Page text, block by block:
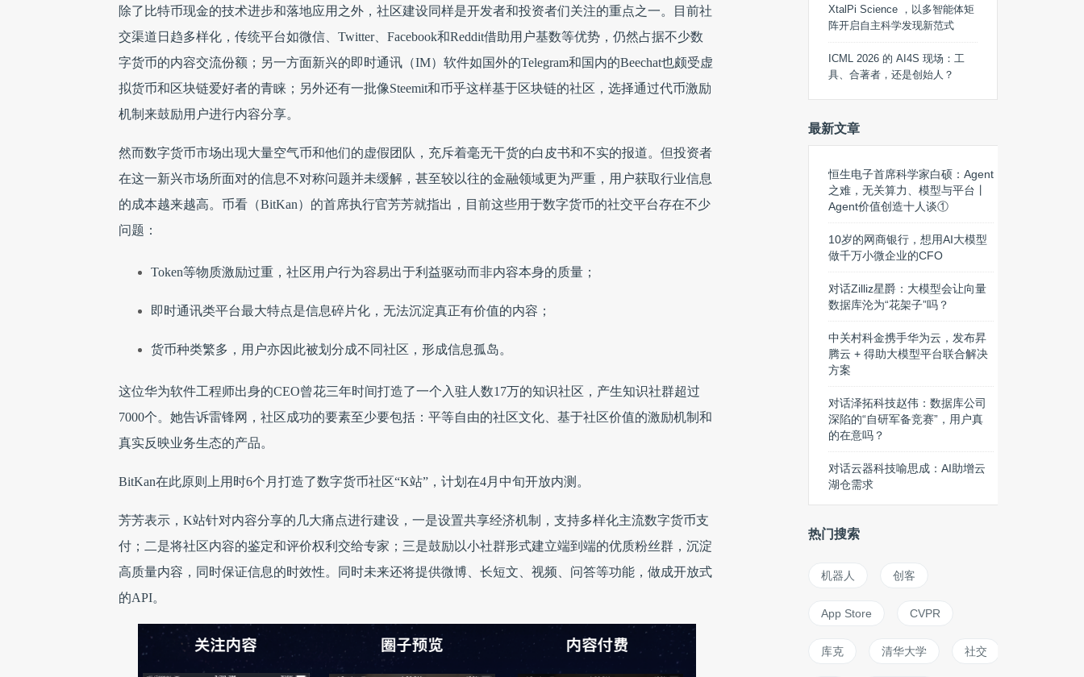
除了比特币现金的技术进步和落地应用之外，社区建设同样是开发者和投资者们关注的重点之一。目前社
交渠道日趋多样化，传统平台如微信、Twitter、Facebook和Reddit借助用户基数等优势，仍然占据不少数
字货币的内容交流份额；另一方面新兴的即时通讯（IM）软件如国外的Telegram和国内的Beechat也颇受虚
拟货币和区块链爱好者的青睐；另外还有一批像Steemit和币乎这样基于区块链的社区，选择通过代币激励
机制来鼓励用户进行内容分享。
然而数字货币市场出现大量空气币和他们的虚假团队，充斥着毫无干货的白皮书和不实的报道。但投资者
在这一新兴市场所面对的信息不对称问题并未缓解，甚至较以往的金融领域更为严重，用户获取行业信息
的成本越来越高。币看（BitKan）的首席执行官芳芳就指出，目前这些用于数字货币的社交平台存在不少
问题：
Token等物质激励过重，社区用户行为容易出于利益驱动而非内容本身的质量；
即时通讯类平台最大特点是信息碎片化，无法沉淀真正有价值的内容；
货币种类繁多，用户亦因此被划分成不同社区，形成信息孤岛。
这位华为软件工程师出身的CEO曾花三年时间打造了一个入驻人数17万的知识社区，产生知识社群超过
7000个。她告诉雷锋网，社区成功的要素至少要包括：平等自由的社区文化、基于社区价值的激励机制和
真实反映业务生态的产品。
BitKan在此原则上用时6个月打造了数字货币社区“K站”，计划在4月中旬开放内测。
芳芳表示，K站针对内容分享的几大痛点进行建设，一是设置共享经济机制，支持多样化主流数字货币支
付；二是将社区内容的鉴定和评价权利交给专家；三是鼓励以小社群形式建立端到端的优质粉丝群，沉淀
高质量内容，同时保证信息的时效性。同时未来还将提供微博、长短文、视频、问答等功能，做成开放式
的API。
XtalPi Science ，以多智能体矩
阵开启自主科学发现新范式
ICML 2026 的 AI4S 现场：工
具、合著者，还是创始人？
最新文章
恒生电子首席科学家白硕：Agent
之难，无关算力、模型与平台丨
Agent价值创造十人谈①
10岁的网商银行，想用AI大模型
做千万小微企业的CFO
对话Zilliz星爵：大模型会让向量
数据库沦为“花架子”吗？
中关村科金携手华为云，发布昇
腾云 + 得助大模型平台联合解决
方案
对话泽拓科技赵伟：数据库公司
深陷的“自研军备竞赛”，用户真
的在意吗？
对话云器科技喻思成：AI助增云
湖仓需求
热门搜索
机器人 创客
App Store CVPR
库克 清华大学 社交